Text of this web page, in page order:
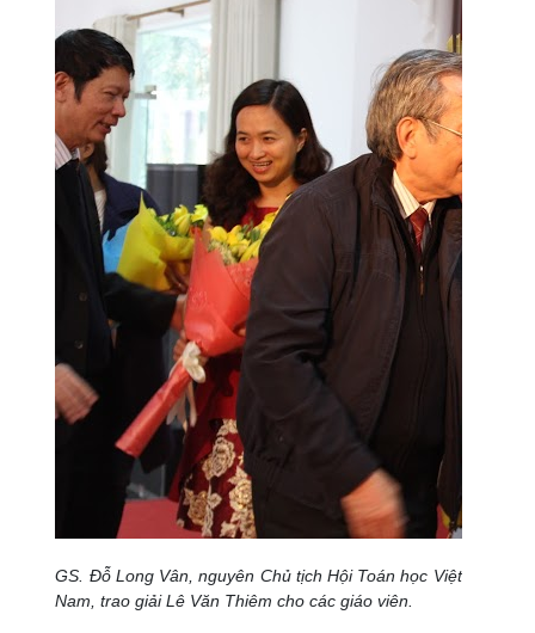
GS. Đỗ Long Vân, nguyên Chủ tịch Hội Toán học Việt
Nam, trao giải Lê Văn Thiêm cho các giáo viên.